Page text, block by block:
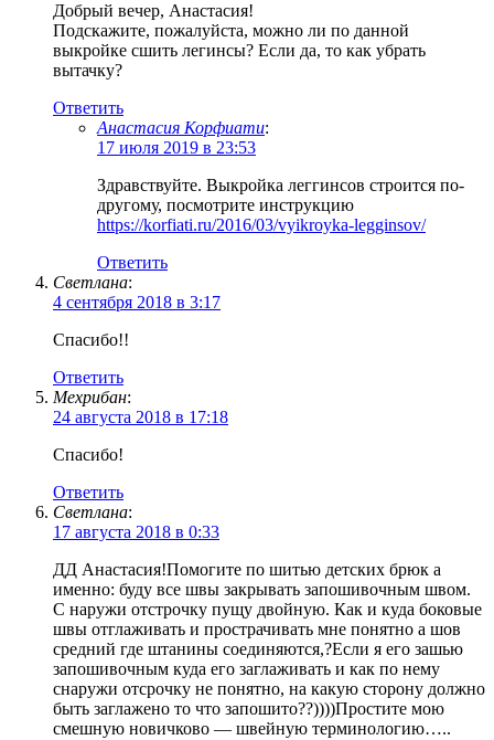
Добрый вечер, Анастасия!
Подскажите, пожалуйста, можно ли по данной
выкройке сшить легинсы? Если да, то как убрать
вытачку?
Ответить
Анастасия Корфиати:
17 июля 2019 в 23:53
Здравствуйте. Выкройка леггинсов строится по-
другому, посмотрите инструкцию
https://korfiati.ru/2016/03/vyikroyka-legginsov/
Ответить
Светлана:
4 сентября 2018 в 3:17
Спасибо!!
Ответить
Мехрибан:
24 августа 2018 в 17:18
Спасибо!
Ответить
Светлана:
17 августа 2018 в 0:33
ДД Анастасия!Помогите по шитью детских брюк а
именно: буду все швы закрывать запошивочным швом.
С наружи отстрочку пущу двойную. Как и куда боковые
швы отглаживать и прострачивать мне понятно а шов
средний где штанины соединяются,?Если я его зашью
запошивочным куда его заглаживать и как по нему
снаружи отсрочку не понятно, на какую сторону должно
быть заглажено то что запошито??))))Простите мою
смешную новичково — швейную терминологию…..